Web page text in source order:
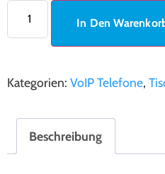
In Den
Kategorien: VoIP Telefone,
Beschreibung